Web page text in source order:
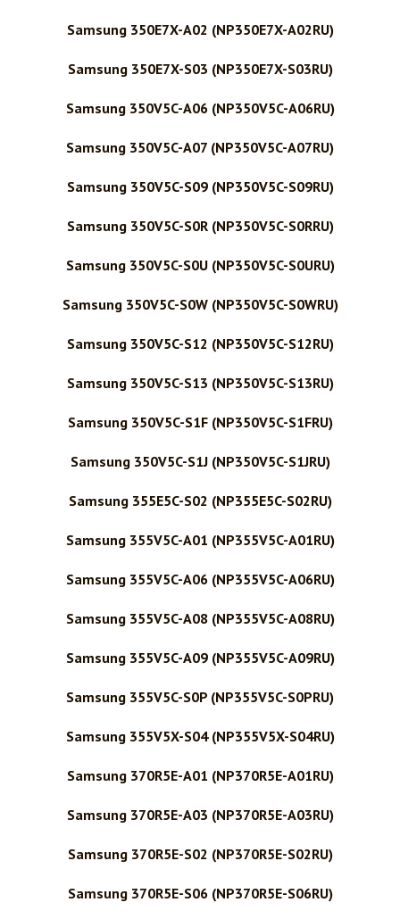
Samsung 350E7X-A02 (NP350E7X-A02RU)
Samsung 350E7X-S03 (NP350E7X-S03RU)
Samsung 350V5C-A06 (NP350V5C-A06RU)
Samsung 350V5C-A07 (NP350V5C-A07RU)
Samsung 350V5C-S09 (NP350V5C-S09RU)
Samsung 350V5C-S0R (NP350V5C-S0RRU)
Samsung 350V5C-S0U (NP350V5C-S0URU)
Samsung 350V5C-S0W (NP350V5C-S0WRU)
Samsung 350V5C-S12 (NP350V5C-S12RU)
Samsung 350V5C-S13 (NP350V5C-S13RU)
Samsung 350V5C-S1F (NP350V5C-S1FRU)
Samsung 350V5C-S1J (NP350V5C-S1JRU)
Samsung 355E5C-S02 (NP355E5C-S02RU)
Samsung 355V5C-A01 (NP355V5C-A01RU)
Samsung 355V5C-A06 (NP355V5C-A06RU)
Samsung 355V5C-A08 (NP355V5C-A08RU)
Samsung 355V5C-A09 (NP355V5C-A09RU)
Samsung 355V5C-S0P (NP355V5C-S0PRU)
Samsung 355V5X-S04 (NP355V5X-S04RU)
Samsung 370R5E-A01 (NP370R5E-A01RU)
Samsung 370R5E-A03 (NP370R5E-A03RU)
Samsung 370R5E-S02 (NP370R5E-S02RU)
Samsung 370R5E-S06 (NP370R5E-S06RU)